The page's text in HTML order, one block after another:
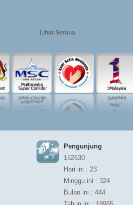
Lihat Semua
Pengunjung
152630
Hari ini : 23
Minggu ini : 324
Bulan ini : 444